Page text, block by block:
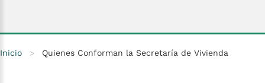
Inicio > Quienes Conforman la Secretaría de Vivienda